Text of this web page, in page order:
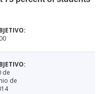
de
de